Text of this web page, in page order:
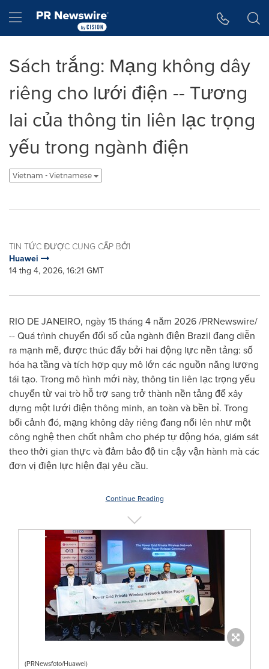
Hamburger menu
Sách trắng: Mạng không dây
riêng cho lưới điện -- Tương
lai của thông tin liên lạc trọng
yếu trong ngành điện
Vietnam - Vietnamese
TIN TỨC ĐƯỢC CUNG CẤP BỞI
Huawei
14 thg 4, 2026, 16:21 GMT
RIO DE JANEIRO, ngày 15 tháng 4 năm 2026 /PRNewswire/
-- Quá trình chuyển đổi số của ngành điện Brazil đang diễn
ra mạnh mẽ, được thúc đẩy bởi hai động lực nền tảng: số
hóa hạ tầng và tích hợp quy mô lớn các nguồn năng lượng
tái tạo. Trong mô hình mới này, thông tin liên lạc trọng yếu
chuyển từ vai trò hỗ trợ sang trở thành nền tảng để xây
dựng một lưới điện thông minh, an toàn và bền bỉ. Trong
bối cảnh đó, mạng không dây riêng đang nổi lên như một
công nghệ then chốt nhằm cho phép tự động hóa, giám sát
theo thời gian thực và đảm bảo độ tin cậy vận hành mà các
đơn vị điện lực hiện đại yêu cầu.
Continue Reading
(PRNewsfoto/Huawei)